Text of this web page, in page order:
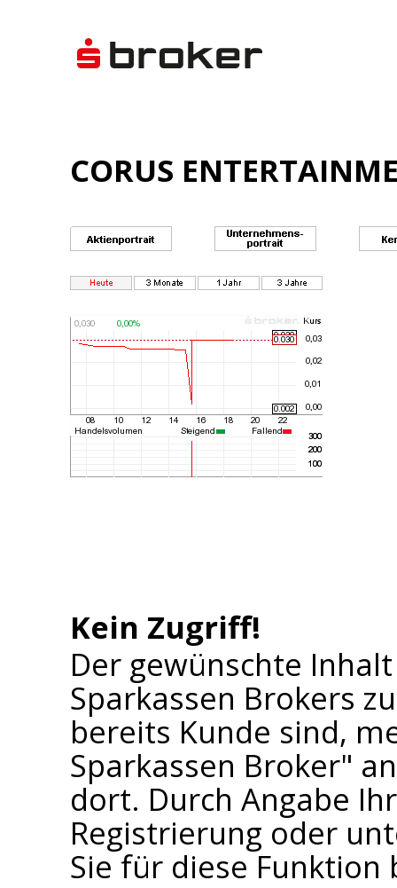
CORUS
Kein Zugriff!
Der gewünschte
Sparkassen Brokers
bereits Kunde sind,
Sparkassen Broker"
dort. Durch Angabe
Registrierung oder
Sie für diese Funktion